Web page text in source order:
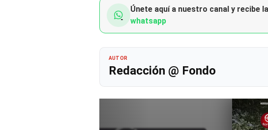
Únete aquí a nuestro canal y recibe
whatsapp
AUTOR
Redacción @ Fondo